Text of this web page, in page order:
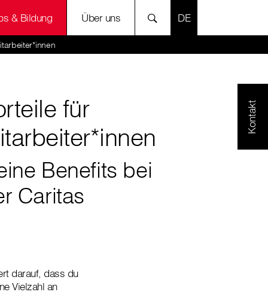
& Bildung Über uns SPRACHE
Kontakt
für
Benefits bei
Caritas
darauf, dass du
Vielzahl an